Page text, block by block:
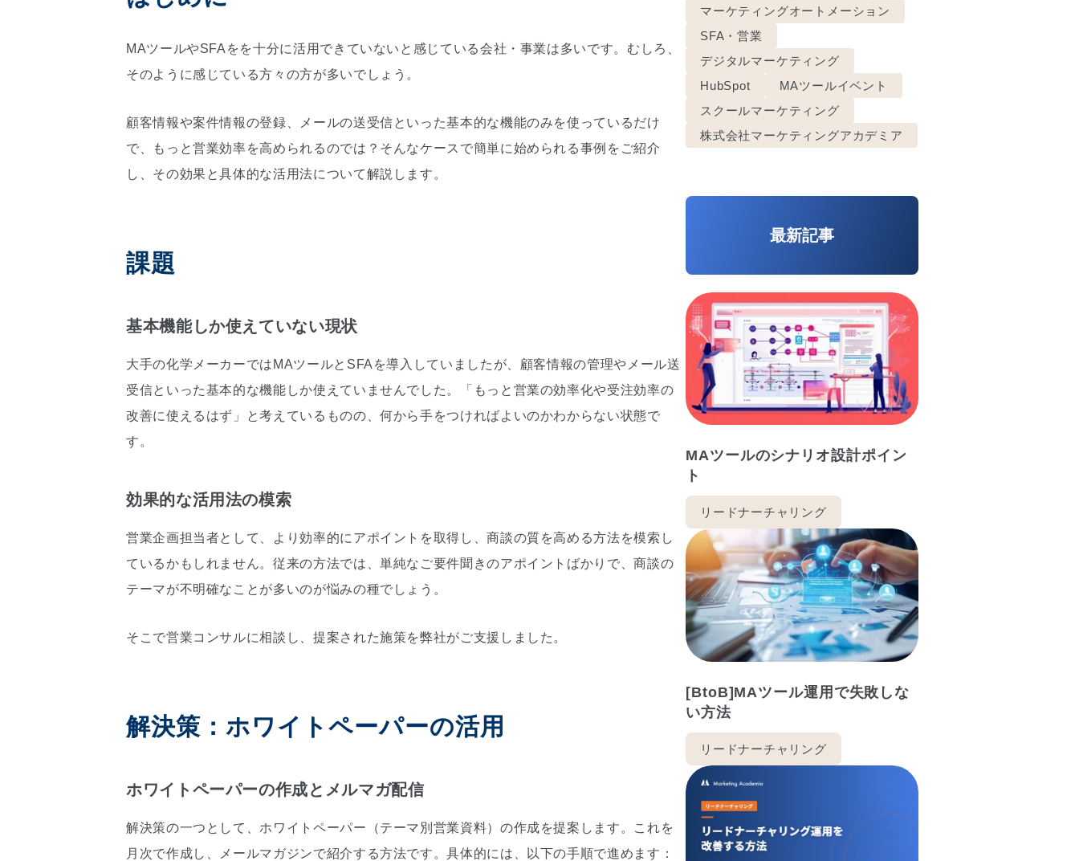
MAツールやSFAをを十分に活用できていないと感じている会社・事業は多いです。むしろ、
そのように感じている方々の方が多いでしょう。
顧客情報や案件情報の登録、メールの送受信といった基本的な機能のみを使っているだけ
で、もっと営業効率を高められるのでは？そんなケースで簡単に始められる事例をご紹介
し、その効果と具体的な活用法について解説します。
課題
基本機能しか使えていない現状
大手の化学メーカーではMAツールとSFAを導入していましたが、顧客情報の管理やメール送
受信といった基本的な機能しか使えていませんでした。「もっと営業の効率化や受注効率の
改善に使えるはず」と考えているものの、何から手をつければよいのかわからない状態で
す。
効果的な活用法の模索
営業企画担当者として、より効率的にアポイントを取得し、商談の質を高める方法を模索し
ているかもしれません。従来の方法では、単純なご要件聞きのアポイントばかりで、商談の
テーマが不明確なことが多いのが悩みの種でしょう。
そこで営業コンサルに相談し、提案された施策を弊社がご支援しました。
解決策：ホワイトペーパーの活用
ホワイトペーパーの作成とメルマガ配信
解決策の一つとして、ホワイトペーパー（テーマ別営業資料）の作成を提案します。これを
月次で作成し、メールマガジンで紹介する方法です。具体的には、以下の手順で進めます：
マーケティングオートメーション
SFA・営業
デジタルマーケティング
HubSpot
MAツールイベント
スクールマーケティング
株式会社マーケティングアカデミア
最新記事
MAツールのシナリオ設計ポイン
ト
リードナーチャリング
[BtoB]MAツール運用で失敗しな
い方法
リードナーチャリング